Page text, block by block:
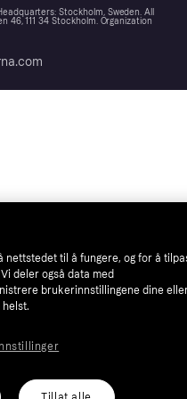
Stockholm, Sweden. All
46, 111 34 Stockholm. Organization
til å fungere, og for å
deler også data med
brukerinnstillingene dine